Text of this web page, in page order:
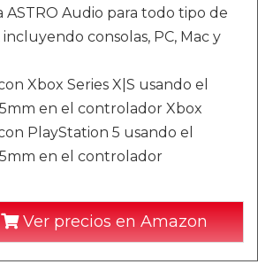
ASTRO Audio para todo tipo de
consolas, PC, Mac y
Xbox Series X|S usando el
en el controlador Xbox
PlayStation 5 usando el
en el controlador
Ver precios en Amazon